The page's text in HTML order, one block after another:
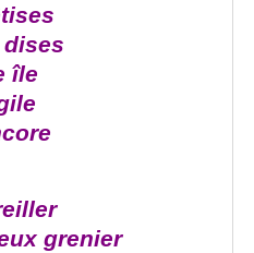
île
grenier